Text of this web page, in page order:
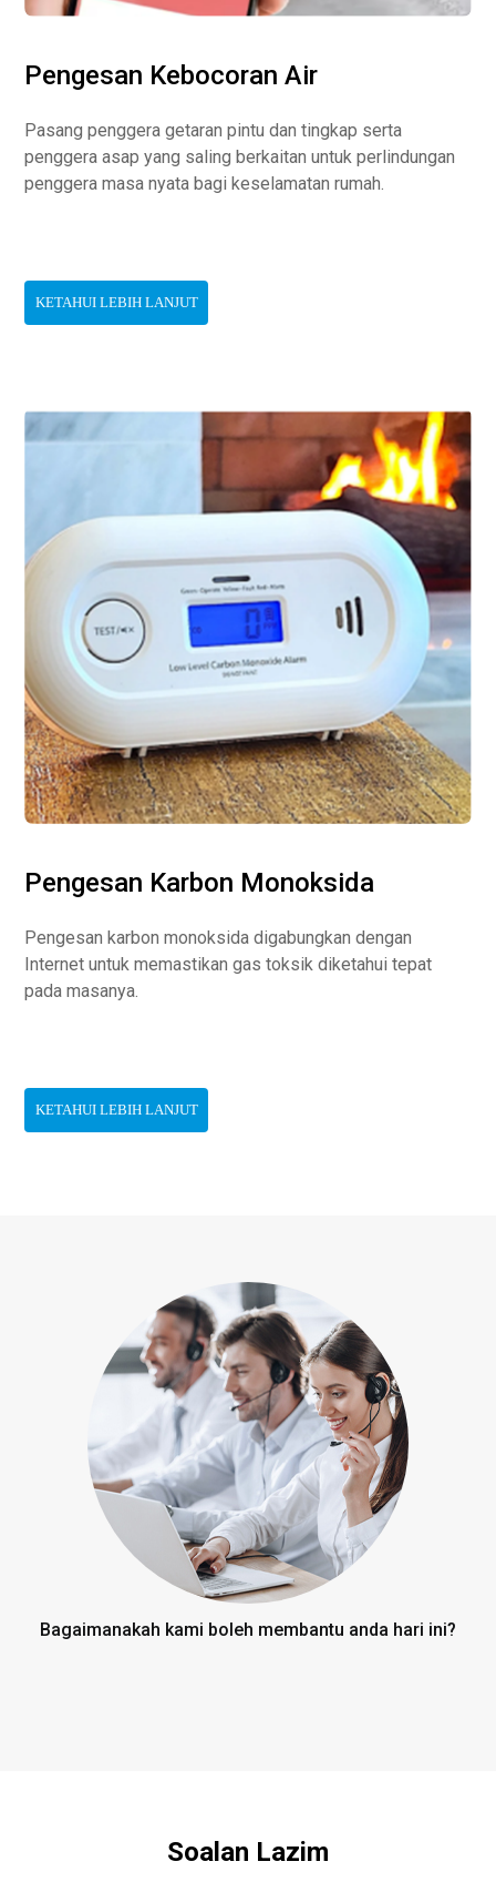
Pengesan Kebocoran Air
Pasang penggera getaran pintu dan tingkap serta
penggera asap yang saling berkaitan untuk perlindungan
penggera masa nyata bagi keselamatan rumah.
KETAHUI LEBIH LANJUT
Pengesan Karbon Monoksida
Pengesan karbon monoksida digabungkan dengan
Internet untuk memastikan gas toksik diketahui tepat
pada masanya.
KETAHUI LEBIH LANJUT
Bagaimanakah kami boleh membantu anda hari ini?
Soalan Lazim